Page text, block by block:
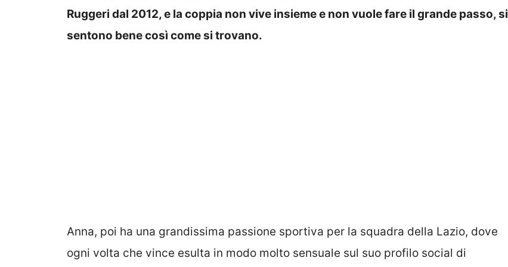
Ruggeri dal 2012, e la coppia non vive insieme e non vuole fare il grande passo, si
sentono bene così come si trovano.
Anna, poi ha una grandissima passione sportiva per la squadra della Lazio, dove
ogni volta che vince esulta in modo molto sensuale sul suo profilo social di